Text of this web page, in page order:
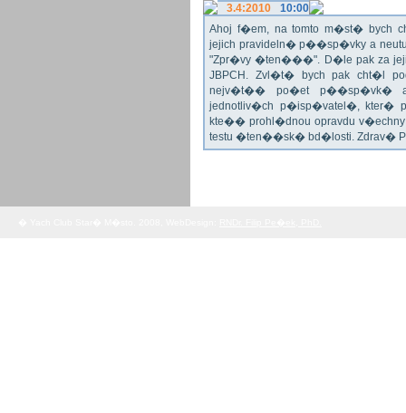
3.4:2010
10:00
Ahoj f�em, na tomto m�st� bych
jejich pravideln� p��sp�vky a
"Zpr�vy �ten���". D�le pak za
JBPCH. Zvl�t� bych pak cht�l
nejv�t�� po�et p��sp�vk�
jednotliv�ch p�isp�vatel�, kter�
kte�� prohl�dnou opravdu
testu �ten��sk� bd�losti. Zdrav�